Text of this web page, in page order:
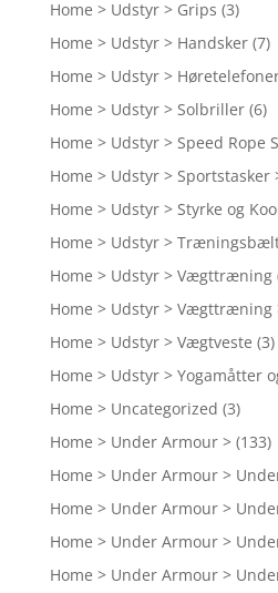
Home > Udstyr > Grips (3)
Home > Udstyr > Handsker (7)
Home > Udstyr >
Home > Udstyr > Solbriller (6)
Home > Udstyr > Speed Rope
Home > Udstyr > Sportstasker
Home > Udstyr > Styrke og
Home > Udstyr >
Home > Udstyr > Vægttræning
Home > Udstyr > Vægttræning
Home > Udstyr > Vægtveste (3)
Home > Udstyr > Yogamåtter
Home > Uncategorized (3)
Home > Under Armour > (133)
Home > Under Armour >
Home > Under Armour >
Home > Under Armour >
Home > Under Armour >